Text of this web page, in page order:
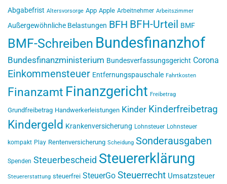
Abgabefrist Altersvorsorge App Apple Arbeitnehmer Arbeitszimmer
Außergewöhnliche Belastungen BFH BFH-Urteil BMF
BMF-Schreiben Bundesfinanzhof
Bundesfinanzministerium Bundesverfassungsgericht Corona
Einkommensteuer Entfernungspauschale Fahrtkosten
Finanzamt Finanzgericht Freibetrag
Grundfreibetrag Handwerkerleistungen Kinder Kinderfreibetrag
Kindergeld Krankenversicherung Lohnsteuer Lohnsteuer
kompakt Play Rentenversicherung Scheidung Sonderausgaben
Spenden Steuerbescheid Steuererklärung
Steuererstattung steuerfrei SteuerGo Steuerrecht Umsatzsteuer